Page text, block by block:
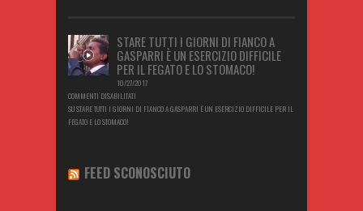
STARE TUTTI I GIORNI DI FIANCO A
GASPARRI È UN ESERCIZIO DIFFICILE
PER IL FEGATO E LO STOMACO!
10/27/2017
COMMENTI DISABILITATI
SU STARE TUTTI I GIORNI DI FIANCO A GASPARRI È UN ESERCIZIO DIFFICILE PER IL
FEGATO E LO STOMACO!
FEED SCONOSCIUTO